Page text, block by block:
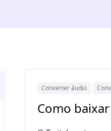
Converter áudio
Como